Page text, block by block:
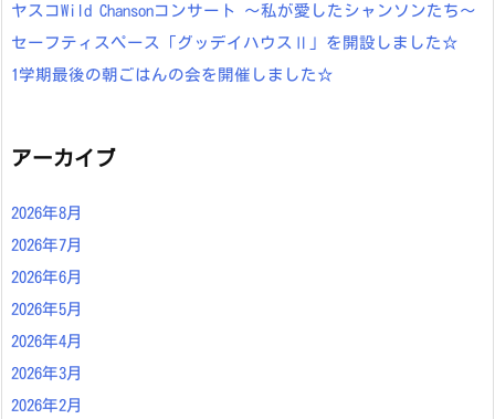
ヤスコWild Chansonコンサート ～私が愛したシャンソンたち～
セーフティスペース「グッデイハウスⅡ」を開設しました☆
1学期最後の朝ごはんの会を開催しました☆
アーカイブ
2026年8月
2026年7月
2026年6月
2026年5月
2026年4月
2026年3月
2026年2月